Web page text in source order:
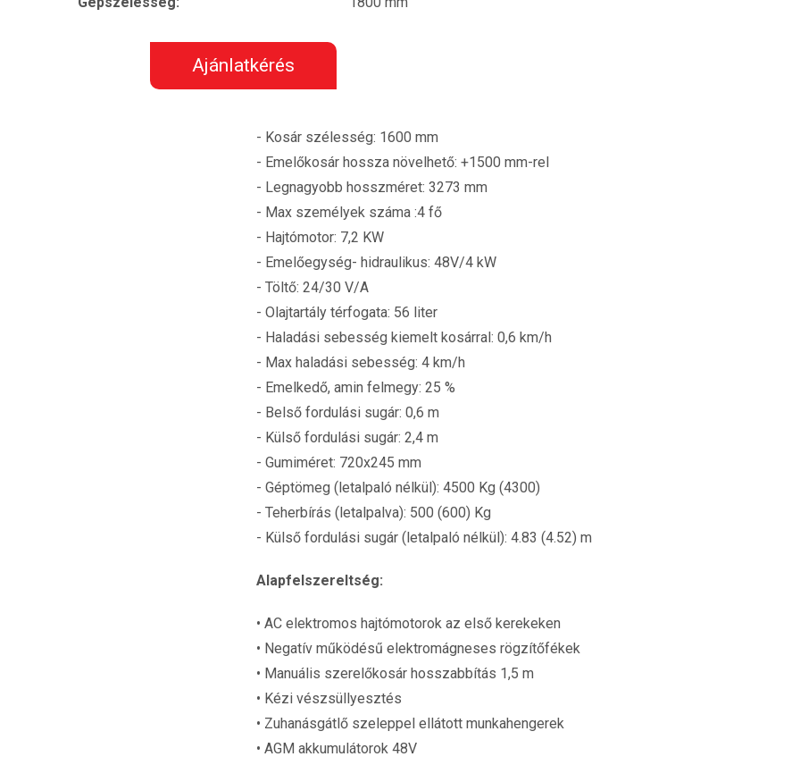
Ajánlatkérés
- Kosár szélesség: 1600 mm
- Emelőkosár hossza növelhető: +1500 mm-rel
- Legnagyobb hosszméret: 3273 mm
- Max személyek száma :4 fő
- Hajtómotor: 7,2 KW
- Emelőegység- hidraulikus: 48V/4 kW
- Töltő: 24/30 V/A
- Olajtartály térfogata: 56 liter
- Haladási sebesség kiemelt kosárral: 0,6 km/h
- Max haladási sebesség: 4 km/h
- Emelkedő, amin felmegy: 25 %
- Belső fordulási sugár: 0,6 m
- Külső fordulási sugár: 2,4 m
- Gumiméret: 720x245 mm
- Géptömeg (letalpaló nélkül): 4500 Kg (4300)
- Teherbírás (letalpalva): 500 (600) Kg
- Külső fordulási sugár (letalpaló nélkül): 4.83 (4.52) m
Alapfelszereltség:
• AC elektromos hajtómotorok az első kerekeken
• Negatív működésű elektromágneses rögzítőfékek
• Manuális szerelőkosár hosszabbítás 1,5 m
• Kézi vészsüllyesztés
• Zuhanásgátlő szeleppel ellátott munkahengerek
• AGM akkumulátorok 48V